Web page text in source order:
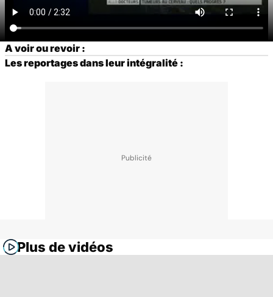
A voir ou revoir :
Les reportages dans leur intégralité :
Plus de vidéos